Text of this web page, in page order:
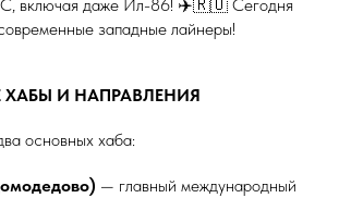
включая даже Ил-86! ✈️🇷🇺 Сегодня
западные лайнеры!
И НАПРАВЛЕНИЯ
основных хаба:
— главный международный